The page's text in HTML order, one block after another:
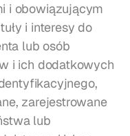
i obowiązującym
i interesy do
lub osób
i ich dodatkowych
zarejestrowane
lub